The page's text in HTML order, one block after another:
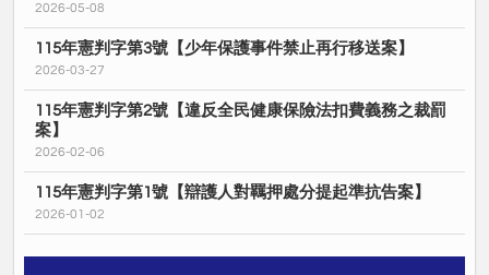
2026-05-08
115年憲判字第3號【少年保護事件禁止再行移送案】
2026-03-27
115年憲判字第2號【違反全民健康保險法扣費義務之裁罰
案】
2026-02-06
115年憲判字第1號【辯護人對羈押處分提起準抗告案】
2026-01-02